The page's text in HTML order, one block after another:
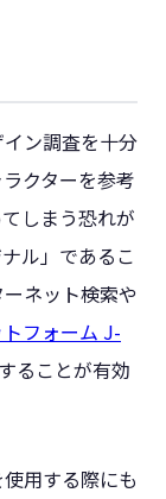
ン調査を十分
クターを参考
しまう恐れが
ル」であるこ
ネット検索や
フォーム J-
ることが有効
用する際にも